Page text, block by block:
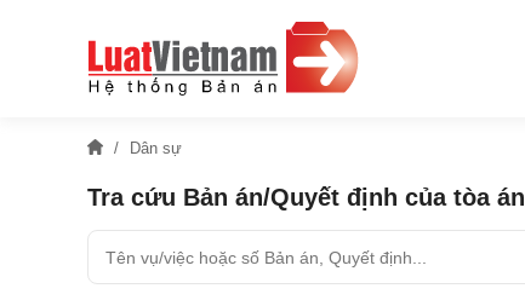
Dân sự
Tra cứu Bản án/Quyết định của tòa án